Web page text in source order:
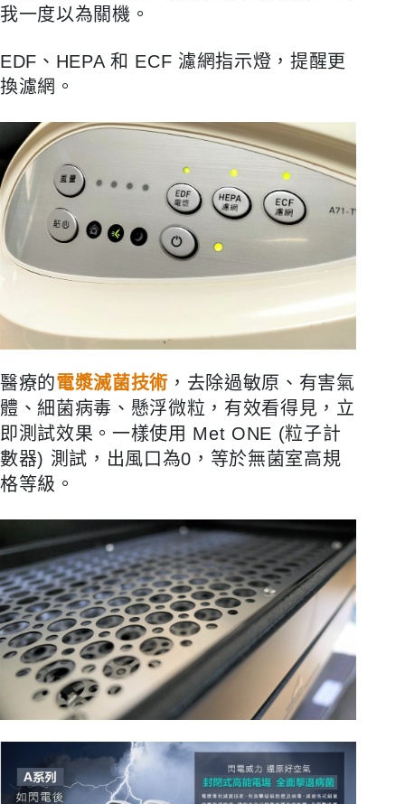
我一度以為關機。
EDF 、HEPA 和 ECF 濾網指示燈，提醒更
換濾網。
醫療的電漿滅菌技術 ，去除過敏原、有害氣
體、細菌病毒、懸浮微粒，有效看得見，立
即測試效果。一樣使用 Met ONE (粒子計
數器) 測試，出風口為0，等於無菌室高規
格等級。